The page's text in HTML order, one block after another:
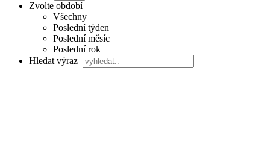
Zvolte období
Všechny
Poslední týden
Poslední měsíc
Poslední rok
Hledat výraz